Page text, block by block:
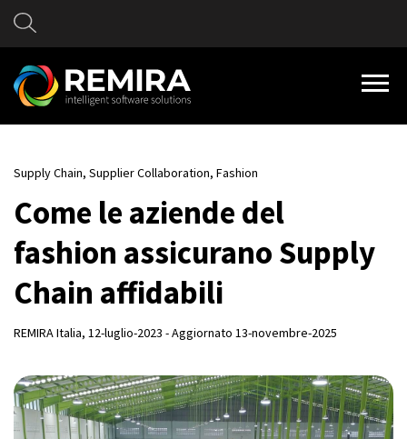
Supply Chain, Supplier Collaboration, Fashion
Come le aziende del
fashion assicurano Supply
Chain affidabili
REMIRA Italia, 12-luglio-2023 - Aggiornato 13-novembre-2025